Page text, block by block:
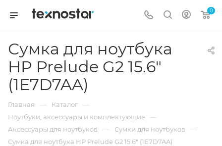
0
Сумка для ноутбука
HP Prelude G2 15.6"
(1E7D7AA)
Главная — Каталог —
Ноутбуки, аксессуары и комплектующие —
Аксессуары для ноутбуков — Сумки для ноутбуков —
Сумка для ноутбука HP Prelude G2 15.6" (1E7D7AA)